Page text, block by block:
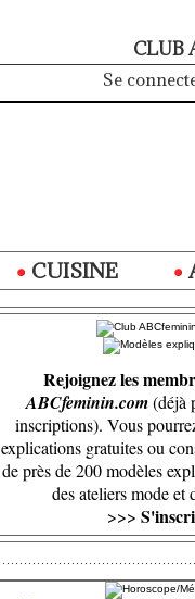
CLUB
Se
CUISINE
Rejoignez les
ABCfeminin.com(déjà
inscriptions). Vous
explications gratuites ou
de près de 200 modèles
des ateliers mode et
>>>